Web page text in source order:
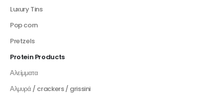
Luxury Tins
Pop corn
Pretzels
Protein Products
Αλείμματα
Αλμυρά / crackers / grissini